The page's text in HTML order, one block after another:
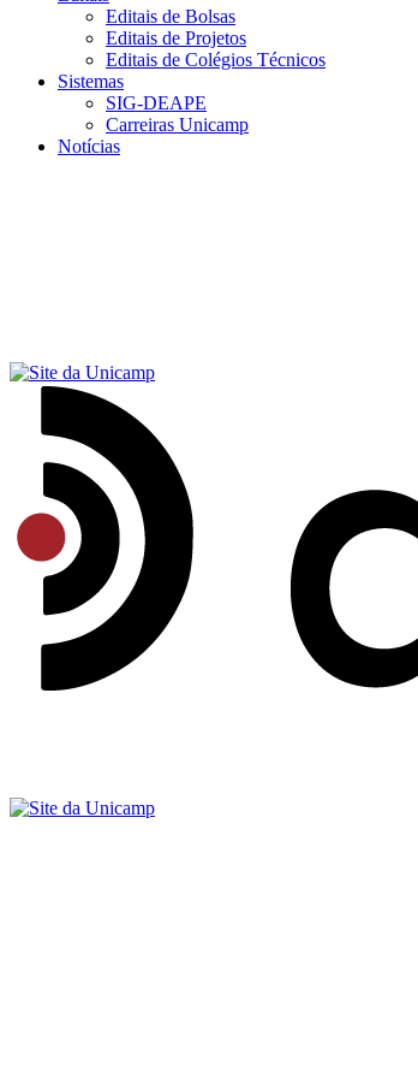
Editais de Bolsas
Editais de Projetos
Editais de Colégios Técnicos
Sistemas
SIG-DEAPE
Carreiras Unicamp
Notícias